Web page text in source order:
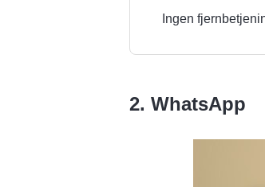
Ingen
2. WhatsApp